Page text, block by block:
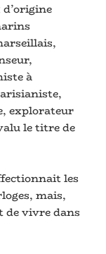
à
explorateur
le titre de
les
mais,
de vivre dans